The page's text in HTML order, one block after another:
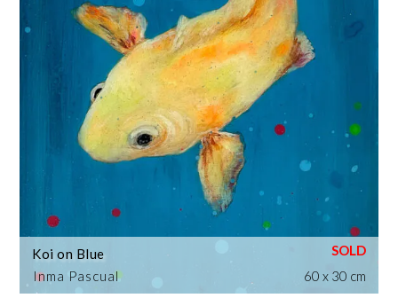
Inma Pascual
Koi on Blue
60 x 30 cm